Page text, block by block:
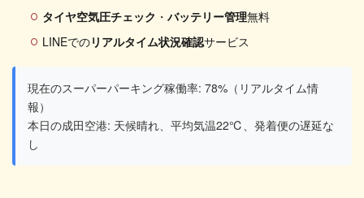
タイヤ空気圧チェック ・ バッテリー管理無料
LINEでのリアルタイム状況確認サービス
現在のスーパーパーキング稼働率: 78%（リアルタイム情
報）
本日の成田空港: 天候晴れ、平均気温22℃、発着便の遅延な
し